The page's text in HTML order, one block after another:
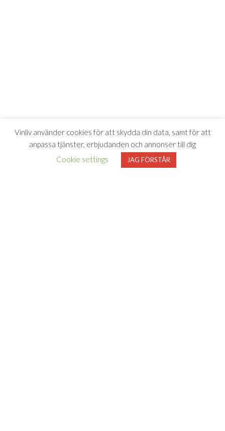
Vinliv använder cookies för att skydda din data, samt för att
anpassa tjänster, erbjudanden och annonser till dig
Cookie settings
JAG FÖRSTÅR